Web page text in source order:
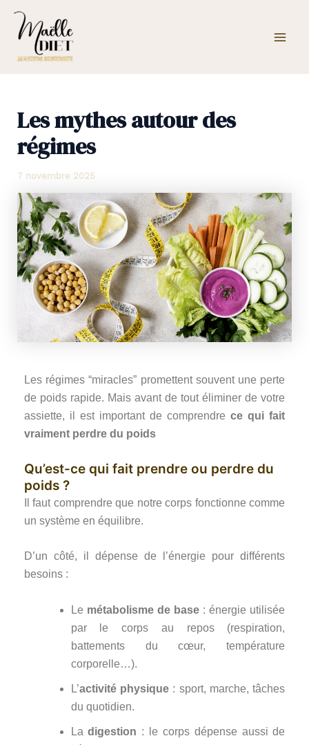
Aller
contenu
Les mythes autour des
régimes
7 novembre 2025
Les régimes “miracles” promettent souvent une perte
de poids rapide. Mais avant de tout éliminer de votre
assiette, il est important de comprendrece qui fait
vraiment perdre du poids
Qu’est-ce qui fait prendre ou perdre du
poids ?
Il faut comprendre que notre corps fonctionne comme
un système en équilibre.
D’un côté, il dépense de l’énergie pour différents
besoins :
Le métabolisme de base : énergie utilisée
par le corps au repos (respiration,
battements du cœur, température
corporelle…).
L’activité physique: sport, marche, tâches
du quotidien.
Ladigestion : le corps dépense aussi de